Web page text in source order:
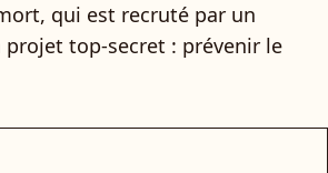
qui est recruté par un
top-secret : prévenir le